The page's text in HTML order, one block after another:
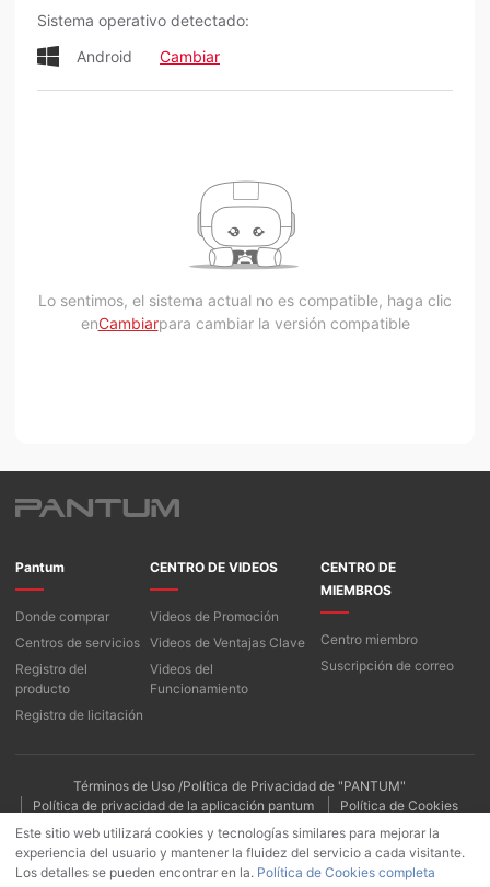
Sistema operativo detectado:
Android
Cambiar
Lo sentimos, el sistema actual no es compatible, haga clic
enCambiarpara cambiar la versión compatible
Pantum
Donde comprar
Centros de servicios
Registro del
producto
Registro de licitación
CENTRO DE VIDEOS
Videos de Promoción
Videos de Ventajas Clave
Videos del
Funcionamiento
CENTRO DE
MIEMBROS
Centro miembro
Suscripción de correo
Términos de Uso /Política de Privacidad de "PANTUM"
Política de privacidad de la aplicación pantum
Política de Cookies
Este sitio web utilizará cookies y tecnologías similares para mejorar la
experiencia del usuario y mantener la fluidez del servicio a cada visitante.
Los detalles se pueden encontrar en la. Política de Cookies completa